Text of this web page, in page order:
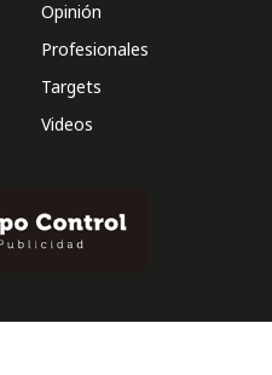
Opinión
Profesionales
Targets
Videos